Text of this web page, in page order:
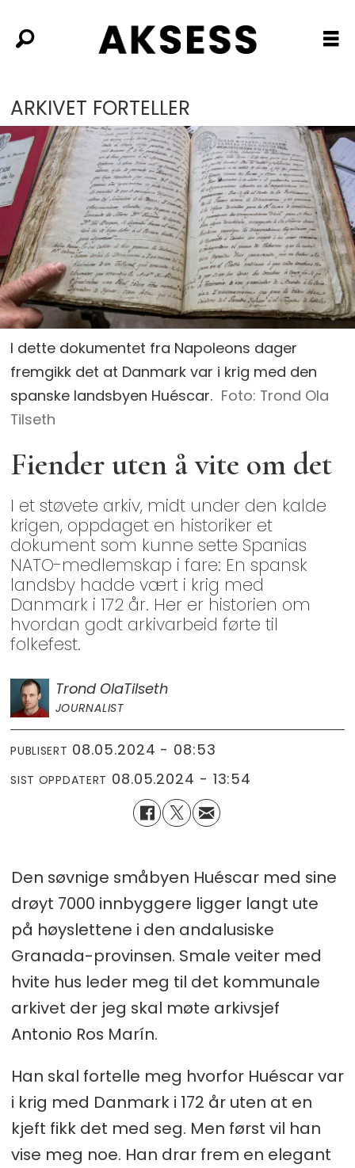
ARKIVET FORTELLER
I dette dokumentet fra Napoleons dager
fremgikk det at Danmark var i krig med den
spanske landsbyen Huéscar. Foto: Trond Ola
Tilseth
Fiender uten å vite om det
I et støvete arkiv, midt under den kalde
krigen, oppdaget en historiker et
dokument som kunne sette Spanias
NATO-medlemskap i fare: En spansk
landsby hadde vært i krig med
Danmark i 172 år. Her er historien om
hvordan godt arkivarbeid førte til
folkefest.
Trond OlaTilseth
JOURNALIST
PUBLISERT 08.05.2024 - 08:53
SIST OPPDATERT 08.05.2024 - 13:54
Den søvnige småbyen Huéscar med sine
drøyt 7000 innbyggere ligger langt ute
på høyslettene i den andalusiske
Granada-provinsen. Smale veiter med
hvite hus leder meg til det kommunale
arkivet der jeg skal møte arkivsjef
Antonio Ros Marín.
Han skal fortelle meg hvorfor Huéscar var
i krig med Danmark i 172 år uten at en
kjeft fikk det med seg. Men først vil han
vise meg noe. Han drar frem en elegant